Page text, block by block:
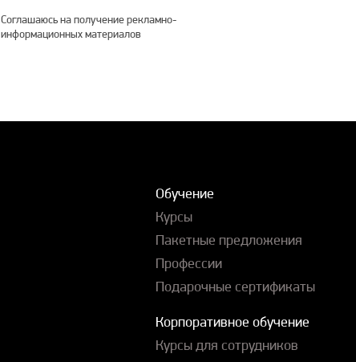
Соглашаюсь на получение рекламно-
информационных материалов
Обучение
Курсы
Пакетные предложения
Профессии
Подарочные сертификаты
Корпоративное обучение
Курсы для сотрудников